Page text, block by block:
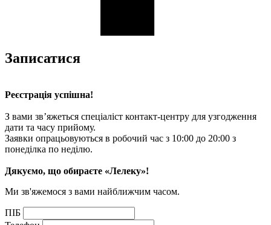
Записатися
Реєстрація успішна!
З вами зв’яжеться спеціаліст контакт-центру для узгодження
дати та часу прийому.
Заявки опрацьовуються в робочий час з 10:00 до 20:00 з
понеділка по неділю.
Дякуємо, що обираєте «Лелеку»!
Ми зв'яжемося з вами найближчим часом.
ПІБ